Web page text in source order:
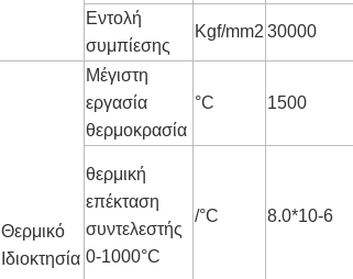
Εντολή
συμπίεσης
Kgf/mm2 30000
Θερμικό
Ιδιοκτησία
Μέγιστη
εργασία
θερμοκρασία
°C 1500
θερμική
επέκταση
συντελεστής
0-1000°C
/°C 8.0*10-6